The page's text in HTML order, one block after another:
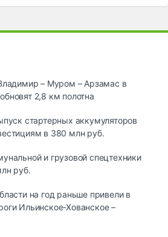
– Муром – Арзамас в
2,8 км полотна
стартерных аккумуляторов
в 380 млн руб.
и грузовой спецтехники
руб.
на год раньше привели в
Ильинское-Хованское –